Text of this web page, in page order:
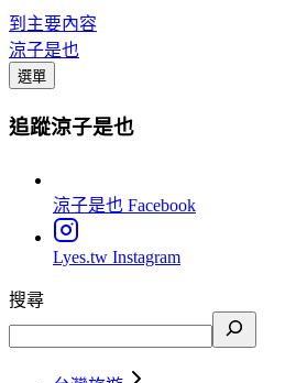
到主要內容
涼子是也
選單
追蹤涼子是也
涼子是也 Facebook
Lyes.tw Instagram
搜尋